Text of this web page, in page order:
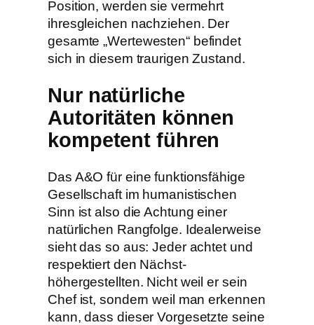
Position, werden sie vermehrt
ihresgleichen nachziehen. Der
gesamte „Wertewesten“ befindet
sich in diesem traurigen Zustand.
Nur natürliche
Autoritäten können
kompetent führen
Das A&O für eine funktionsfähige
Gesellschaft im humanistischen
Sinn ist also die Achtung einer
natürlichen Rangfolge. Idealerweise
sieht das so aus: Jeder achtet und
respektiert den Nächst-
höhergestellten. Nicht weil er sein
Chef ist, sondern weil man erkennen
kann, dass dieser Vorgesetzte seine